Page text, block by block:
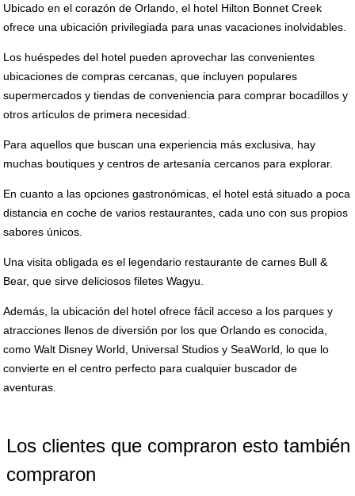
Ubicado en el corazón de Orlando, el hotel Hilton Bonnet Creek
ofrece una ubicación privilegiada para unas vacaciones inolvidables.
Los huéspedes del hotel pueden aprovechar las convenientes
ubicaciones de compras cercanas, que incluyen populares
supermercados y tiendas de conveniencia para comprar bocadillos y
otros artículos de primera necesidad.
Para aquellos que buscan una experiencia más exclusiva, hay
muchas boutiques y centros de artesanía cercanos para explorar.
En cuanto a las opciones gastronómicas, el hotel está situado a poca
distancia en coche de varios restaurantes, cada uno con sus propios
sabores únicos.
Una visita obligada es el legendario restaurante de carnes Bull &
Bear, que sirve deliciosos filetes Wagyu.
Además, la ubicación del hotel ofrece fácil acceso a los parques y
atracciones llenos de diversión por los que Orlando es conocida,
como Walt Disney World, Universal Studios y SeaWorld, lo que lo
convierte en el centro perfecto para cualquier buscador de
aventuras.
Los clientes que compraron esto también
compraron